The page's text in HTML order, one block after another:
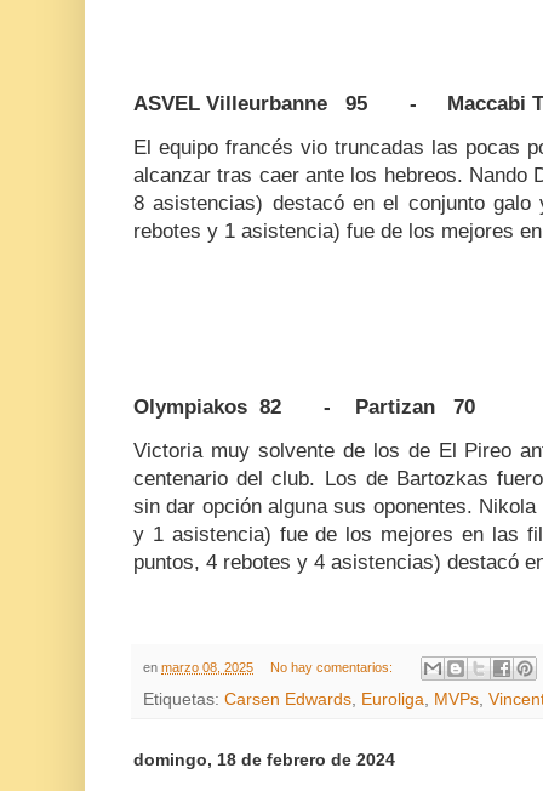
ASVEL Villeurbanne 95 - Maccabi
El equipo francés vio truncadas las pocas
alcanzar tras caer ante los hebreos. Nando
8 asistencias) destacó en el conjunto
rebotes y 1 asistencia) fue de los mejores
Olympiakos 82 - Partizan 70
Victoria muy solvente de los de El Pireo
centenario del club. Los de Bartozkas
sin dar opción alguna sus oponentes.
y 1 asistencia) fue de los mejores en las
puntos, 4 rebotes y 4 asistencias) destacó
en marzo 08, 2025 No hay comentarios:
Etiquetas: Carsen Edwards, Euroliga, MVPs,
domingo, 18 de febrero de 2024